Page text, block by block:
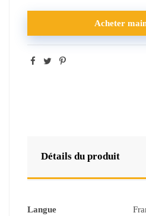
Acheter
Détails du produit
Langue